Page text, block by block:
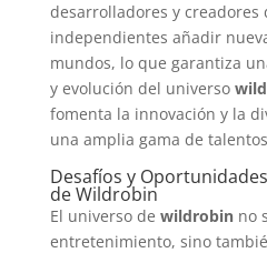
desarrolladores y creadores
independientes añadir
mundos, lo que garantiza
y evolución del universo
fomenta la innovación y la
una amplia gama de
Desafíos y
de Wildrobin
El universo de wildrobinno
entretenimiento, sino